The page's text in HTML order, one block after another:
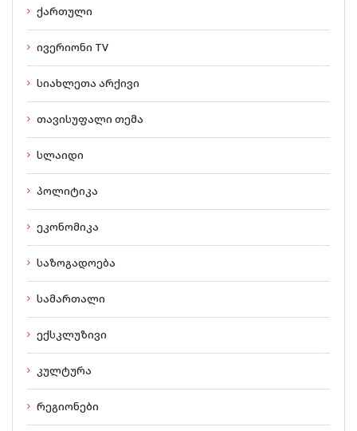
ქართული
ივერიონი TV
სიახლეთა არქივი
თავისუფალი თემა
სლაიდი
პოლიტიკა
ეკონომიკა
საზოგადოება
სამართალი
ექსკლუზივი
კულტურა
რეგიონები